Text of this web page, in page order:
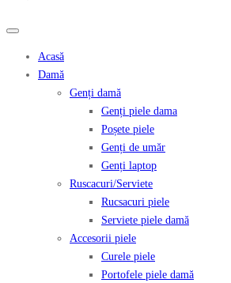
Acasă
Damă
Genți damă
Genți piele dama
Poșete piele
Genți de umăr
Genți laptop
Ruscacuri/Serviete
Rucsacuri piele
Serviete piele damă
Accesorii piele
Curele piele
Portofele piele damă